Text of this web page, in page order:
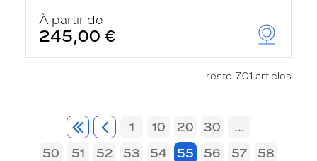
À partir de
245,00 €
reste 701 articles
1 10 20 30
...
50
51 52 53 54 55 56 57
58